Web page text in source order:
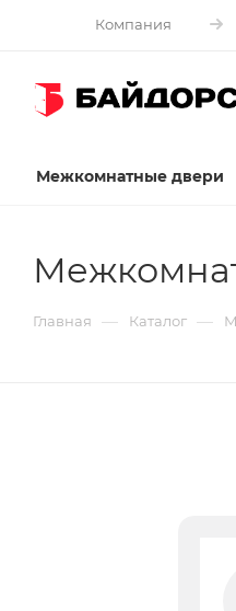
Компания
Межкомнатные двери
Главная — Каталог —